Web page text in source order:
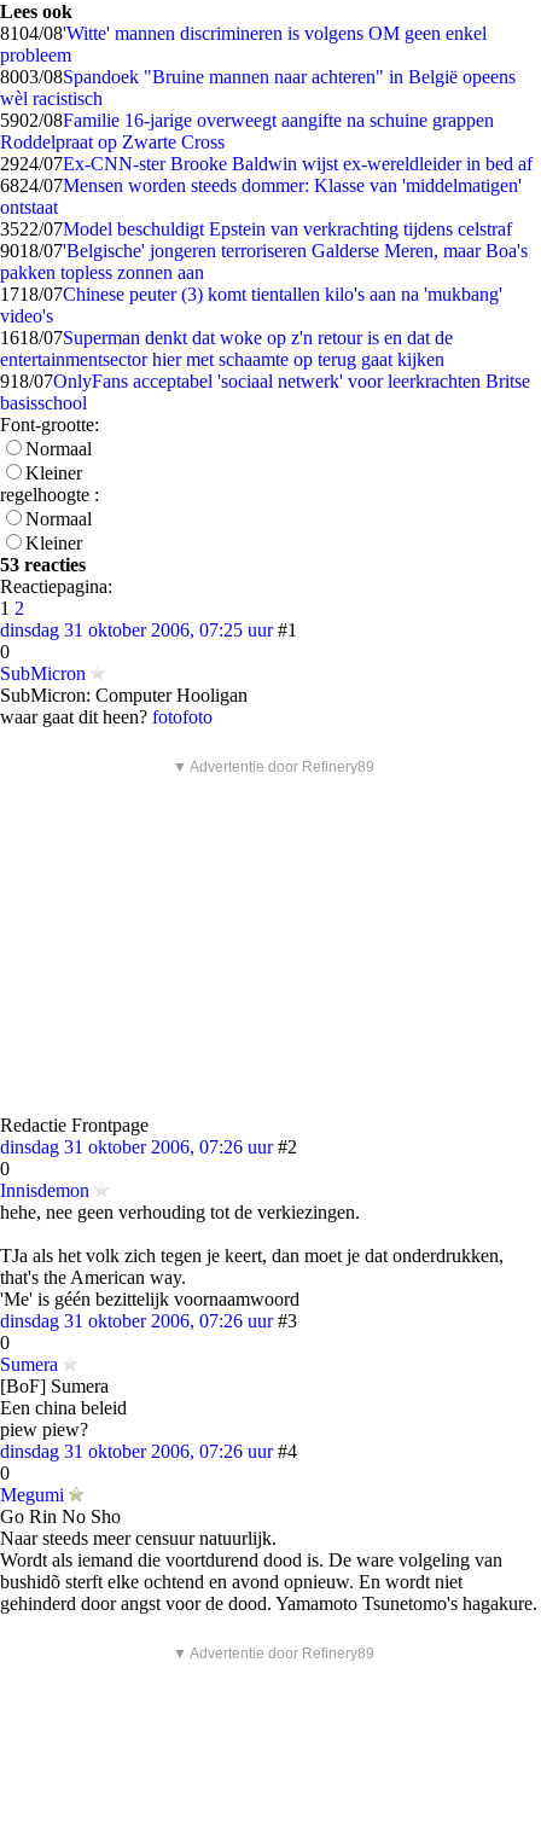
Lees ook
8104/08'Witte' mannen discrimineren is volgens OM geen enkel
probleem
8003/08Spandoek "Bruine mannen naar achteren" in België opeens
wèl racistisch
5902/08Familie 16-jarige overweegt aangifte na schuine grappen
Roddelpraat op Zwarte Cross
2924/07Ex-CNN-ster Brooke Baldwin wijst ex-wereldleider in bed af
6824/07Mensen worden steeds dommer: Klasse van 'middelmatigen'
ontstaat
3522/07Model beschuldigt Epstein van verkrachting tijdens celstraf
9018/07'Belgische' jongeren terroriseren Galderse Meren, maar Boa's
pakken topless zonnen aan
1718/07Chinese peuter (3) komt tientallen kilo's aan na 'mukbang'
video's
1618/07Superman denkt dat woke op z'n retour is en dat de
entertainmentsector hier met schaamte op terug gaat kijken
918/07OnlyFans acceptabel 'sociaal netwerk' voor leerkrachten Britse
basisschool
Font-grootte:
Normaal
Kleiner
regelhoogte :
Normaal
Kleiner
53 reacties
Reactiepagina:
1 2
dinsdag 31 oktober 2006, 07:25 uur #1
0
SubMicron
SubMicron: Computer Hooligan
waar gaat dit heen? fotofoto
▼ Advertentie door Refinery89
Redactie Frontpage
dinsdag 31 oktober 2006, 07:26 uur #2
0
Innisdemon
hehe, nee geen verhouding tot de verkiezingen.
TJa als het volk zich tegen je keert, dan moet je dat onderdrukken,
that's the American way.
'Me' is géén bezittelijk voornaamwoord
dinsdag 31 oktober 2006, 07:26 uur #3
0
Sumera
[BoF] Sumera
Een china beleid
piew piew?
dinsdag 31 oktober 2006, 07:26 uur #4
0
Megumi
Go Rin No Sho
Naar steeds meer censuur natuurlijk.
Wordt als iemand die voortdurend dood is. De ware volgeling van
bushidõ sterft elke ochtend en avond opnieuw. En wordt niet
gehinderd door angst voor de dood. Yamamoto Tsunetomo's hagakure.
▼ Advertentie door Refinery89